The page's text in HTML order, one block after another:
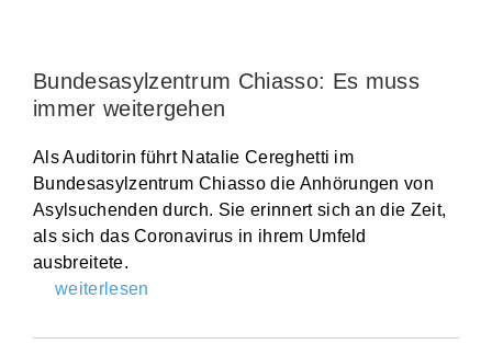
Bundesasylzentrum Chiasso: Es muss
immer weitergehen
Als Auditorin führt Natalie Cereghetti im
Bundesasylzentrum Chiasso die Anhörungen von
Asylsuchenden durch. Sie erinnert sich an die Zeit,
als sich das Coronavirus in ihrem Umfeld
ausbreitete.
weiterlesen